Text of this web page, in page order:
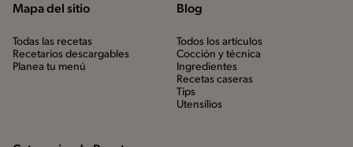
Mapa del sitio
Todas las recetas
Recetarios descargables
Planea tu menú
Blog
Todos los artículos
Cocción y técnica
Ingredientes
Recetas caseras
Tips
Utensílios